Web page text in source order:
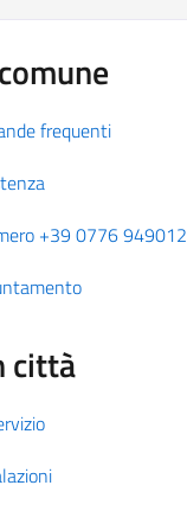
frequenti
+39 0776 949012
città